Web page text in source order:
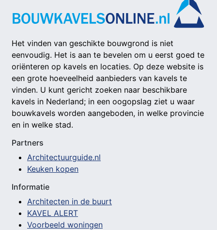
Het vinden van geschikte bouwgrond is niet
eenvoudig. Het is aan te bevelen om u eerst goed te
oriënteren op kavels en locaties. Op deze website is
een grote hoeveelheid aanbieders van kavels te
vinden. U kunt gericht zoeken naar beschikbare
kavels in Nederland; in een oogopslag ziet u waar
bouwkavels worden aangeboden, in welke provincie
en in welke stad.
Partners
Architectuurguide.nl
Keuken kopen
Informatie
Architecten in de buurt
KAVEL ALERT
Voorbeeld woningen